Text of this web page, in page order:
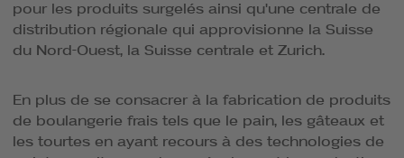
pour les produits surgelés ainsi qu'une centrale de
distribution régionale qui approvisionne la Suisse
du Nord-Ouest, la Suisse centrale et Zurich.
En plus de se consacrer à la fabrication de produits
de boulangerie frais tels que le pain, les gâteaux et
les tourtes en ayant recours à des technologies de